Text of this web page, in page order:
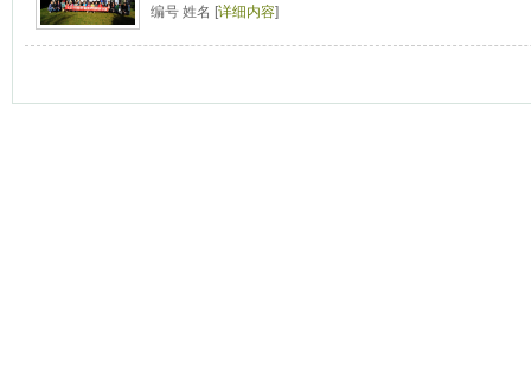
编号 姓名 [详细内容]